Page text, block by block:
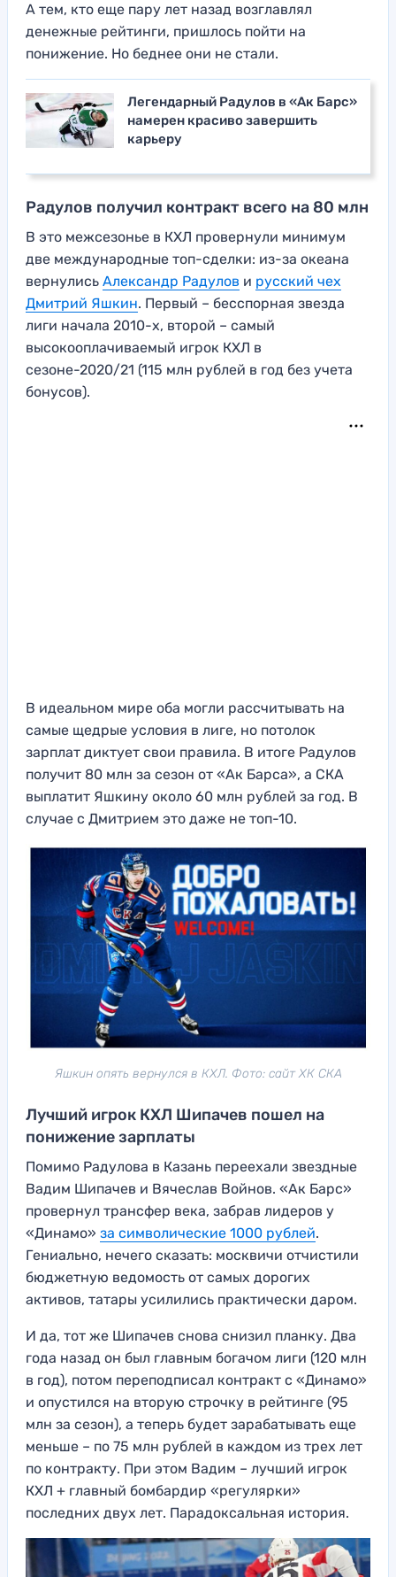
А тем, кто еще пару лет назад возглавлял
денежные рейтинги, пришлось пойти на
понижение. Но беднее они не стали.
Легендарный Радулов в «Ак Барс»
намерен красиво завершить
карьеру
Радулов получил контракт всего на 80 млн
В это межсезонье в КХЛ провернули минимум
две международные топ-сделки: из-за океана
вернулись Александр Радулов и русский чех
Дмитрий Яшкин. Первый – бесспорная звезда
лиги начала 2010-х, второй – самый
высокооплачиваемый игрок КХЛ в
сезоне-2020/21 (115 млн рублей в год без учета
бонусов).
В идеальном мире оба могли рассчитывать на
самые щедрые условия в лиге, но потолок
зарплат диктует свои правила. В итоге Радулов
получит 80 млн за сезон от «Ак Барса», а СКА
выплатит Яшкину около 60 млн рублей за год. В
случае с Дмитрием это даже не топ-10.
Яшкин опять вернулся в КХЛ. Фото: сайт ХК СКА
Лучший игрок КХЛ Шипачев пошел на
понижение зарплаты
Помимо Радулова в Казань переехали звездные
Вадим Шипачев и Вячеслав Войнов. «Ак Барс»
провернул трансфер века, забрав лидеров у
«Динамо» за символические 1000 рублей.
Гениально, нечего сказать: москвичи отчистили
бюджетную ведомость от самых дорогих
активов, татары усилились практически даром.
И да, тот же Шипачев снова снизил планку. Два
года назад он был главным богачом лиги (120 млн
в год), потом переподписал контракт с «Динамо»
и опустился на вторую строчку в рейтинге (95
млн за сезон), а теперь будет зарабатывать еще
меньше – по 75 млн рублей в каждом из трех лет
по контракту. При этом Вадим – лучший игрок
КХЛ + главный бомбардир «регулярки»
последних двух лет. Парадоксальная история.